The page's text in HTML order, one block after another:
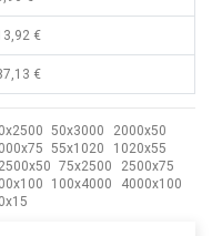
€
€
50x3000
2000x50
55x1020
1020x55
2500x50 75x2500
2500x75
100x4000
4000x100